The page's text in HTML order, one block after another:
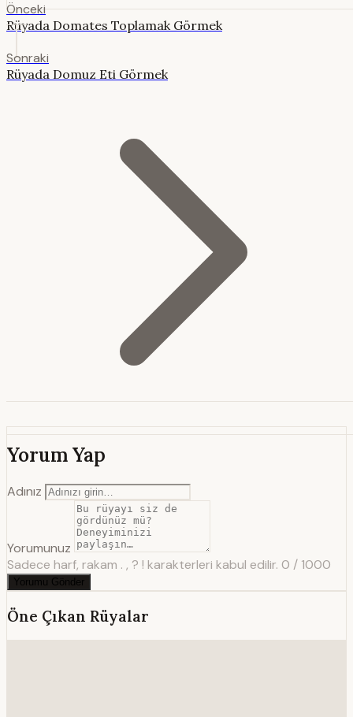
Önceki
Rüyada Domates Toplamak Görmek
Sonraki
Rüyada Domuz Eti Görmek
Yorum Yap
Adınız
Yorumunuz
Sadece harf, rakam . , ? ! karakterleri kabul edilir. 0 / 1000
Yorumu Gönder
Öne Çıkan Rüyalar